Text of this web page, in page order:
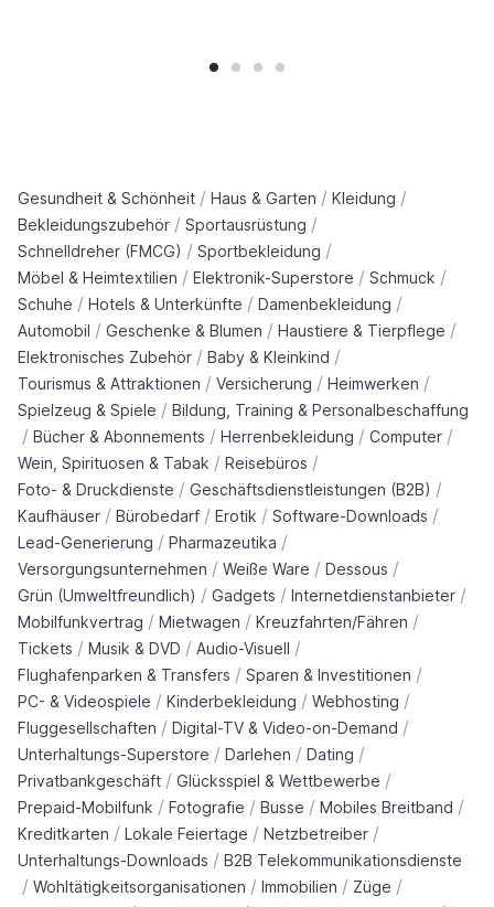
Gesundheit & Schönheit / Haus & Garten / Kleidung /
Bekleidungszubehör / Sportausrüstung /
Schnelldreher (FMCG) / Sportbekleidung /
Möbel & Heimtextilien / Elektronik-Superstore / Schmuck /
Schuhe / Hotels & Unterkünfte / Damenbekleidung /
Automobil / Geschenke & Blumen / Haustiere & Tierpflege /
Elektronisches Zubehör / Baby & Kleinkind /
Tourismus & Attraktionen / Versicherung / Heimwerken /
Spielzeug & Spiele / Bildung, Training & Personalbeschaffung
/ Bücher & Abonnements / Herrenbekleidung / Computer /
Wein, Spirituosen & Tabak / Reisebüros /
Foto- & Druckdienste / Geschäftsdienstleistungen (B2B) /
Kaufhäuser / Bürobedarf / Erotik / Software-Downloads /
Lead-Generierung / Pharmazeutika /
Versorgungsunternehmen / Weiße Ware / Dessous /
Grün (Umweltfreundlich) / Gadgets / Internetdienstanbieter /
Mobilfunkvertrag / Mietwagen / Kreuzfahrten/Fähren /
Tickets / Musik & DVD / Audio-Visuell /
Flughafenparken & Transfers / Sparen & Investitionen /
PC- & Videospiele / Kinderbekleidung / Webhosting /
Fluggesellschaften / Digital-TV & Video-on-Demand /
Unterhaltungs-Superstore / Darlehen / Dating /
Privatbankgeschäft / Glücksspiel & Wettbewerbe /
Prepaid-Mobilfunk / Fotografie / Busse / Mobiles Breitband /
Kreditkarten / Lokale Feiertage / Netzbetreiber /
Unterhaltungs-Downloads / B2B Telekommunikationsdienste
/ Wohltätigkeitsorganisationen / Immobilien / Züge /